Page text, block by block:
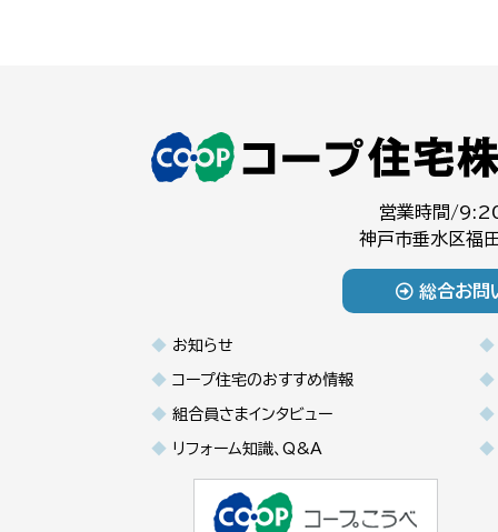
営業時間/
神戸市垂水区福
総合お問
お知らせ
コープ住宅のおすすめ情報
組合員さまインタビュー
リフォーム知識、Q&A